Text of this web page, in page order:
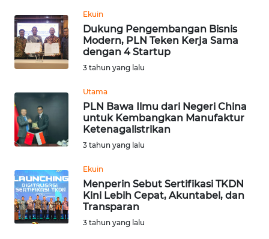
Ekuin
Dukung Pengembangan Bisnis
Modern, PLN Teken Kerja Sama
dengan 4 Startup
3 tahun yang lalu
Utama
PLN Bawa Ilmu dari Negeri China
untuk Kembangkan Manufaktur
Ketenagalistrikan
3 tahun yang lalu
Ekuin
Menperin Sebut Sertifikasi TKDN
Kini Lebih Cepat, Akuntabel, dan
Transparan
3 tahun yang lalu
WN
PAKPAK
WN
WN
BEKASI
BOGOR
WN
DEPOK